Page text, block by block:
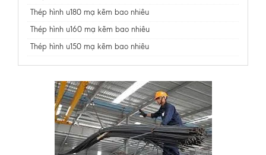
Thép hình u180 mạ kẽm bao nhiêu
Thép hình u160 mạ kẽm bao nhiêu
Thép hình u150 mạ kẽm bao nhiêu